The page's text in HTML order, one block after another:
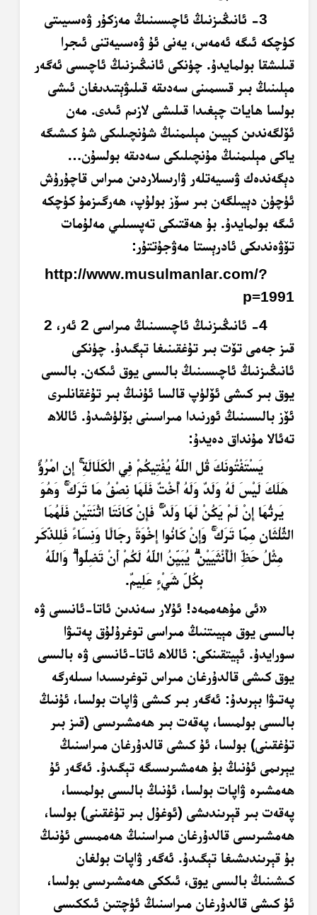
3- ئانىڭىزنىڭ ئاچىسىنىڭ مەزكۇر ۋەسىيىتى
كۈچكە ئىگە ئەمەس، يەنى ئۇ ۋەسىيەتنى ئىجرا
قىلىشقا بولمايدۇ. چۈنكى ئانىڭىزنىڭ ئاچىسى ئەگەر
مېلىنىڭ بىر قىسمىنى سەدىقە قىلىۋېتىدىغان ئىشى
بولسا ھايات چېغىدا قىلىشى لازىم ئىدى. مەن
ئۆلگەندىن كېيىن مېلىمنىڭ شۇنچىلىكى شۇ كىشىگە
ياكى مېلىمنىڭ مۇنچىلىكى سەدىقە بولسۇن…
دېگەندەك ۋسىيەتلەر ۋارىسلاردىن مىراس قاچۇرۇش
ئۈچۈن دېيىلگەن بىر سۆز بولۇپ، ھەرگىزمۇ كۈچكە
ئىگە بولمايدۇ. بۇ ھەقتىكى تەپسىلىي مەلۇمات
تۆۋەندىكى ئادرېستا مەۋجۇتتۇر:
http://www.musulmanlar.com/?
p=1991
4-
ئانىڭىزنىڭ ئاچىسىنىڭ مىراسى 2 ئەر، 2
قىز جەمى تۆت بىر تۇغقىنىغا تېگىدۇ. چۈنكى
ئانىڭىزنىڭ ئاچىسىنىڭ بالىسى يوق ئىكەن. بالىسى
يوق بىر كىشى ئۆلۈپ قالسا ئۇنىڭ بىر تۇغقانلىرى
ئۆز بالىسىنىڭ ئورنىدا مىراسىنى بۆلۈشىدۇ. ئاللاھ
تەئالا مۇنداق دەيدۇ:
يَسْتَفْتُونَكَ قُلِ اللَّهُ يُفْتِيكُمْ فِي الْكَلَالَةِ ۚ إِنِ امْرُؤٌ
هَلَكَ لَيْسَ لَهُ وَلَدٌ وَلَهُ أُخْتٌ فَلَهَا نِصْفُ مَا تَرَكَ ۚ وَهُوَ
يَرِثُهَا إِنْ لَمْ يَكُنْ لَهَا وَلَدٌ ۚ فَإِنْ كَانَتَا اثْنَتَيْنِ فَلَهُمَا
الثُّلُثَانِ مِمَّا تَرَكَ ۚ وَإِنْ كَانُوا إِخْوَةً رِجَالًا وَنِسَاءً فَلِلذَّكَرِ
مِثْلُ حَظِّ الْأُنْثَيَيْنِ ۗ يُبَيِّنُ اللَّهُ لَكُمْ أَنْ تَضِلُّوا ۗ وَاللَّهُ
بِكُلِّ شَيْءٍ عَلِيمٌ.
«ئى مۇھەممەد! ئۇلار سەندىن ئاتا-ئانىسى ۋە
بالىسى يوق مېيىتنىڭ مىراسى توغرۇلۇق پەتىۋا
سورايدۇ. ئېيتقىنكى: ئاللاھ ئاتا-ئانىسى ۋە بالىسى
يوق كىشى قالدۇرغان مىراس توغرىسىدا سىلەرگە
پەتىۋا بېرىدۇ: ئەگەر بىر كىشى ۋاپات بولسا، ئۇنىڭ
بالىسى بولمىسا، پەقەت بىر ھەمشىرىسى (قىز بىر
تۇغقىنى) بولسا، ئۇ كىشى قالدۇرغان مىراسنىڭ
يېرىمى ئۇنىڭ بۇ ھەمشىرىسىگە تېگىدۇ. ئەگەر ئۇ
ھەمشىرە ۋاپات بولسا، ئۇنىڭ بالىسى بولمىسا،
پەقەت بىر قېرىندىشى (ئوغۇل بىر تۇغقىنى) بولسا،
ھەمشىرىسى قالدۇرغان مىراسنىڭ ھەممىسى ئۇنىڭ
بۇ قېرىندىشىغا تېگىدۇ. ئەگەر ۋاپات بولغان
كىشىنىڭ بالىسى يوق، ئىككى ھەمشىرىسى بولسا،
ئۇ كىشى قالدۇرغان مىراسنىڭ ئۈچتىن ئىككىسى